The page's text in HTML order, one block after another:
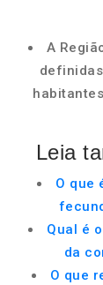
A
Leia
O que
Qual é
da
O que